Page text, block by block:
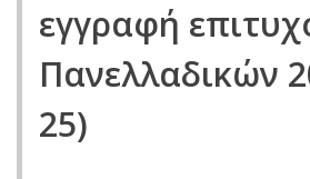
εγγραφή
Πανελλαδικών
25)